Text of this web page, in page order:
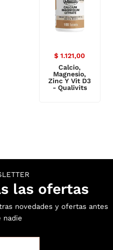
$ 1.121,00
Calcio,
Magnesio,
Zinc Y Vit D3
- Qualivits
las ofertas
novedades y ofertas antes
nadie